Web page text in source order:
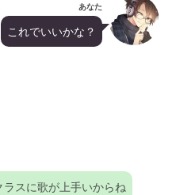
あなた
これでいいかな？
スに歌が上手いからね